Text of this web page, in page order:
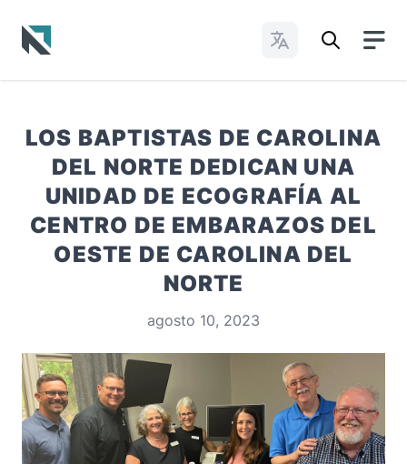
Cambiar idioma
LOS BAPTISTAS DE CAROLINA
DEL NORTE DEDICAN UNA
UNIDAD DE ECOGRAFÍA AL
CENTRO DE EMBARAZOS DEL
OESTE DE CAROLINA DEL
NORTE
agosto 10, 2023